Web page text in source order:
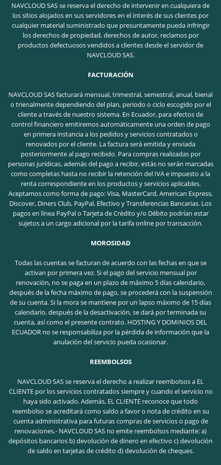
NAVCLOUD SAS se reserva el derecho de intervenir en cualquiera de
los sitios alojados en sus servidores en el interés de sus clientes por
cualquier material suministrado que presuntamente pueda infringir
los derechos de propiedad, derechos de autor, reclamos por
productos defectuosos vendidos a clientes desde el servidor de
NAVCLOUD SAS.
FACTURACIÓN
NAVCLOUD SAS facturará mensual, trimestral, semestral, anual, bienal
o trienalmente dependiendo del plan, periodo o ciclo escogido por el
cliente a través de nuestro sistema. En Ecuador, para efectos de
control financiero emitiremos automáticamente una orden de pago
en primera instancia a los pedidos y servicios contratados o
renovados por el cliente. La factura será emitida y enviada
posteriormente al pago recibido. Para compras realizadas por
personas jurídicas, además del pago a recibir, estás no serán marcadas
como completas hasta no recibir la retención del IVA e impuesto a la
renta correspondiente en los productos y servicios aplicables.
Aceptamos como forma de pago: Visa, MasterCard, American Express,
Discover, Diners Club, PayPal, Efectivo y Transferencias Bancarias. Los
pagos en línea PayPal o Tarjeta de Crédito y/o Débito podrían estar
sujetos a un cargo adicional por la tarifa online por transacción.
MOROSIDAD
Todas las cuentas se facturan de acuerdo con las fechas en que se
activan por primera vez. Si el pago del servicio mensual por
renovación, no se paga en un plazo de máximo 5 días calendario,
después de la fecha máximo de pago, se procederá con la suspensión
de su cuenta. Si la mora se mantiene por un lapso máximo de 15 días
calendario, después de la desactivación, se dará por terminada su
cuenta, así como el presente contrato. HOSTING Y DOMINIOS DEL
ECUADOR no se responsabiliza por la pérdida de información que la
anulación del servicio pueda ocasionar.
REEMBOLSOS
NAVCLOUD SAS se reserva el derecho a realizar reembolsos a EL
CLIENTE por los servicios contratados siempre y cuando el servicio no
haya sido activado. Además, EL CLIENTE reconoce que todo
reembolso se acreditará como saldo a favor o nota de crédito en su
cuenta administrativa para futuras compras de servicios o pago de
renovaciones.- NAVCLOUD SAS no emite reembolsos mediante: a)
depósitos bancarios b) devolución de dinero en efectivo c) devolución
de saldo en tarjetas de crédito d) devolución de cheques.